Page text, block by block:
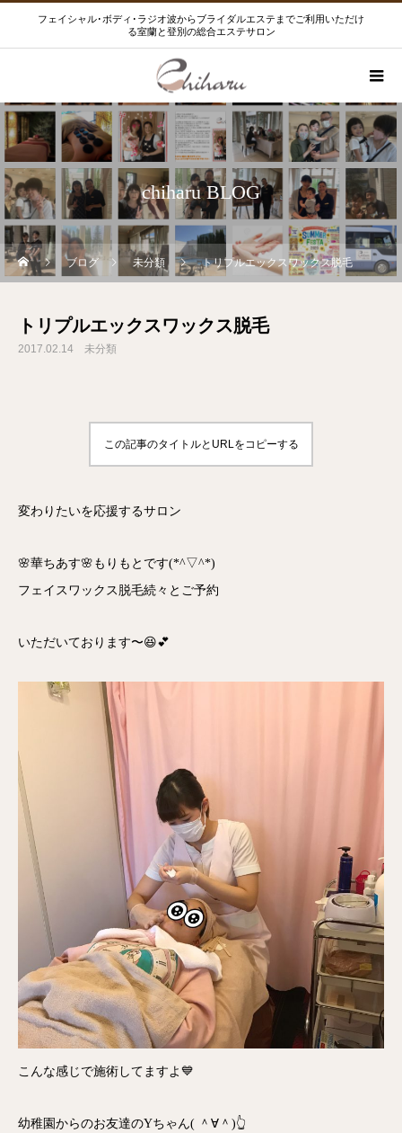
フェイシャル･ボディ･ラジオ波からブライダルエステまでご利用いただけ
る室蘭と登別の総合エステサロン
chiharu BLOG
ブログ 未分類 トリプルエックスワックス脱毛
トリプルエックスワックス脱毛
2017.02.14 未分類
この記事のタイトルとURLをコピーする
変わりたいを応援するサロン
🌸華ちあす🌸もりもとです(*^▽^*)
フェイスワックス脱毛続々とご予約
いただいております〜😆💕
こんな感じで施術してますよ💙
幼稚園からのお友達のYちゃん( ＾∀＾)👆